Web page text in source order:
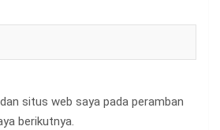
situs web saya pada peramban
berikutnya.